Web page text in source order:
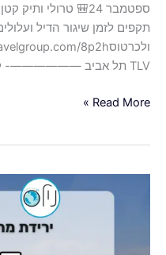
ספטמבר 24🎒 טרולי
תקפים לזמן שיגור הדיל
TLV תל אביב ——————- קונקשן בוינה ARN שטוקהולם
Read More »